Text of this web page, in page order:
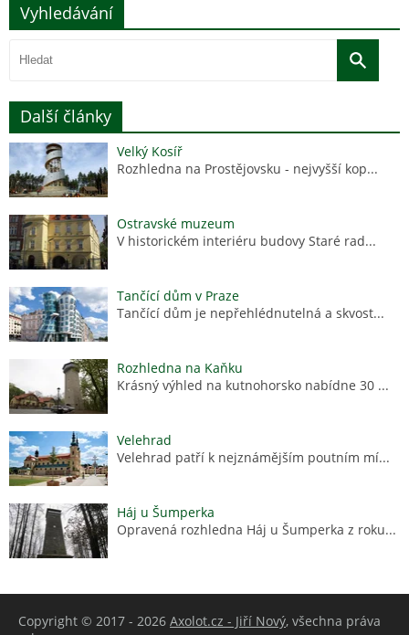
Vyhledávání
Další články
Velký Kosíř
Rozhledna na Prostějovsku - nejvyšší kop...
Ostravské muzeum
V historickém interiéru budovy Staré rad...
Tančící dům v Praze
Tančící dům je nepřehlédnutelná a skvost...
Rozhledna na Kaňku
Krásný výhled na kutnohorsko nabídne 30 ...
Velehrad
Velehrad patří k nejznámějším poutním mí...
Háj u Šumperka
Opravená rozhledna Háj u Šumperka z roku...
Copyright © 2017 - 2026 Axolot.cz - Jiří Nový, všechna práva